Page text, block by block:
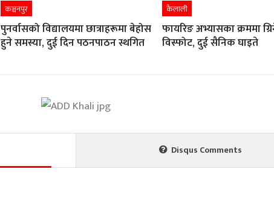
कञ्चनपुर
पुनर्वासको विद्यालयमा छात्राहरूमा बेहोस
हुने समस्या, दुई दिन पठनपाठन स्थगित
कैलाली
फायरिङ अभ्यासका क्रममा
विस्फोट, दुई सैनिक घाइते
Disqus Comments